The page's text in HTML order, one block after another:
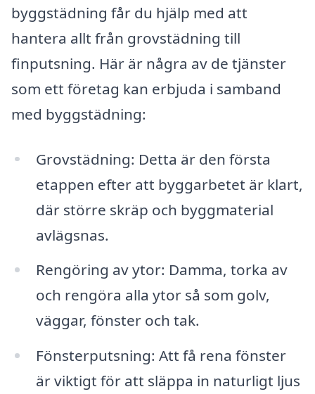
byggstädning får du hjälp med att
hantera allt från grovstädning till
finputsning. Här är några av de tjänster
som ett företag kan erbjuda i samband
med byggstädning:
Grovstädning: Detta är den första
etappen efter att byggarbetet är klart,
där större skräp och byggmaterial
avlägsnas.
Rengöring av ytor: Damma, torka av
och rengöra alla ytor så som golv,
väggar, fönster och tak.
Fönsterputsning: Att få rena fönster
är viktigt för att släppa in naturligt ljus